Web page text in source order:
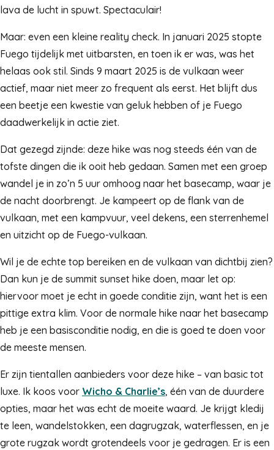
lava de lucht in spuwt. Spectaculair!
Maar: even een kleine reality check. In januari 2025 stopte
Fuego tijdelijk met uitbarsten, en toen ik er was, was het
helaas ook stil. Sinds 9 maart 2025 is de vulkaan weer
actief, maar niet meer zo frequent als eerst. Het blijft dus
een beetje een kwestie van geluk hebben of je Fuego
daadwerkelijk in actie ziet.
Dat gezegd zijnde: deze hike was nog steeds één van de
tofste dingen die ik ooit heb gedaan. Samen met een groep
wandel je in zo’n 5 uur omhoog naar het basecamp, waar je
de nacht doorbrengt. Je kampeert op de flank van de
vulkaan, met een kampvuur, veel dekens, een sterrenhemel
en uitzicht op de Fuego-vulkaan.
Wil je de echte top bereiken en de vulkaan van dichtbij zien?
Dan kun je de summit sunset hike doen, maar let op:
hiervoor moet je echt in goede conditie zijn, want het is een
pittige extra klim. Voor de normale hike naar het basecamp
heb je een basisconditie nodig, en die is goed te doen voor
de meeste mensen.
Er zijn tientallen aanbieders voor deze hike – van basic tot
luxe. Ik koos voor Wicho & Charlie’s, één van de duurdere
opties, maar het was echt de moeite waard. Je krijgt kledij
te leen, wandelstokken, een dagrugzak, waterflessen, en je
grote rugzak wordt grotendeels voor je gedragen. Er is een